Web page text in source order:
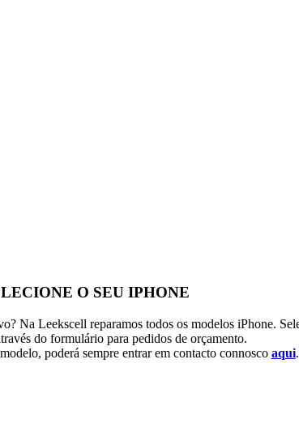
O SEU IPHONE
Na Leekscell reparamos todos os modelos iPhone.
do formulário para pedidos de orçamento.
poderá sempre entrar em contacto connosco aqui.